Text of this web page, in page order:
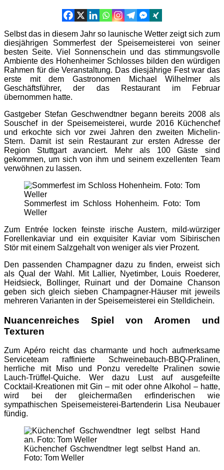
Selbst das in diesem Jahr so launische Wetter zeigt sich zum
diesjährigen Sommerfest der Speisemeisterei von seiner
besten Seite. Viel Sonnenschein und das stimmungsvolle
Ambiente des Hohenheimer Schlosses bilden den würdigen
Rahmen für die Veranstaltung. Das diesjährige Fest war das
erste mit dem Gastronomen Michael Wilhelmer als
Geschäftsführer, der das Restaurant im Februar
übernommen hatte.
Gastgeber Stefan Geschwendtner begann bereits 2008 als
Souschef in der Speisemeisterei, wurde 2016 Küchenchef
und erkochte sich vor zwei Jahren den zweiten Michelin-
Stern. Damit ist sein Restaurant zur ersten Adresse der
Region Stuttgart avanciert. Mehr als 100 Gäste sind
gekommen, um sich von ihm und seinem exzellenten Team
verwöhnen zu lassen.
Sommerfest im Schloss Hohenheim. Foto: Tom
Weller
Zum Entrée locken feinste irische Austern, mild-würziger
Forellenkaviar und ein exquisiter Kaviar vom Sibirischen
Stör mit einem Salzgehalt von weniger als vier Prozent.
Den passenden Champagner dazu zu finden, erweist sich
als Qual der Wahl. Mit Lallier, Nyetimber, Louis Roederer,
Heidsieck, Bollinger, Ruinart und der Domaine Chanson
geben sich gleich sieben Champagner-Häuser mit jeweils
mehreren Varianten in der Speisemeisterei ein Stelldichein.
Nuancenreiches Spiel von Aromen und
Texturen
Zum Apéro reicht das charmante und hoch aufmerksame
Serviceteam raffinierte Schweinebauch-BBQ-Pralinen,
herrliche mit Miso und Ponzu veredelte Pralinen sowie
Lauch-Trüffel-Quiche. Wer dazu Lust auf ausgefeilte
Cocktail-Kreationen mit Gin – mit oder ohne Alkohol – hatte,
wird bei der gleichermaßen erfinderischen wie
sympathischen Speisemeisterei-Bartenderin Lisa Neubauer
fündig.
Küchenchef Gschwendtner legt selbst Hand an.
Foto: Tom Weller